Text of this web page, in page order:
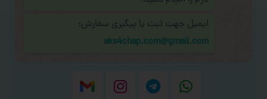
ایمیل جهت ثبت یا پیگیری سفارش:
aks4chap.com@gmail.com